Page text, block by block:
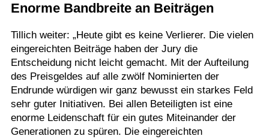
Enorme Bandbreite an Beiträgen
Tillich weiter: „Heute gibt es keine Verlierer. Die vielen
eingereichten Beiträge haben der Jury die
Entscheidung nicht leicht gemacht. Mit der Aufteilung
des Preisgeldes auf alle zwölf Nominierten der
Endrunde würdigen wir ganz bewusst ein starkes Feld
sehr guter Initiativen. Bei allen Beteiligten ist eine
enorme Leidenschaft für ein gutes Miteinander der
Generationen zu spüren. Die eingereichten